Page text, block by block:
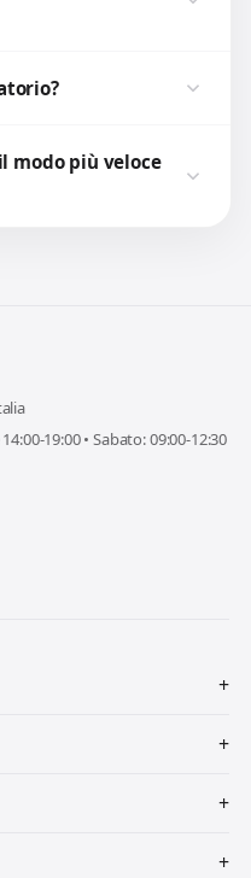
modo più veloce
19:00 • Sabato: 09:00-12:30